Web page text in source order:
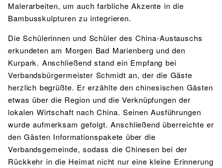
Malerarbeiten, um auch farbliche Akzente in die
Bambusskulpturen zu integrieren.
Die Schülerinnen und Schüler des China-Austauschs
erkundeten am Morgen Bad Marienberg und den
Kurpark. Anschließend stand ein Empfang bei
Verbandsbürgermeister Schmidt an, der die Gäste
herzlich begrüßte. Er erzählte den chinesischen Gästen
etwas über die Region und die Verknüpfungen der
lokalen Wirtschaft nach China. Seinen Ausführungen
wurde aufmerksam gefolgt. Anschließend überreichte er
den Gästen Informationspakete über die
Verbandsgemeinde, sodass die Chinesen bei der
Rückkehr in die Heimat nicht nur eine kleine Erinnerung